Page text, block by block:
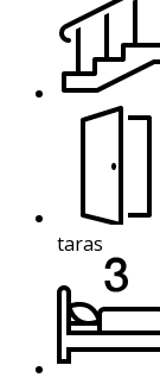
taras